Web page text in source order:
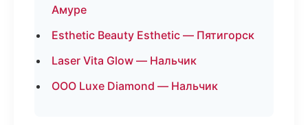
Амуре
Esthetic Beauty Esthetic — Пятигорск
Laser Vita Glow — Нальчик
ООО Luxe Diamond — Нальчик